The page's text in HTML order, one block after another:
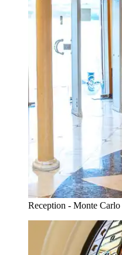
Reception - Monte Carlo